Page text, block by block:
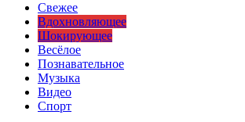
Свежее
Вдохновляющее
Шокирующее
Весёлое
Познавательное
Музыка
Видео
Спорт